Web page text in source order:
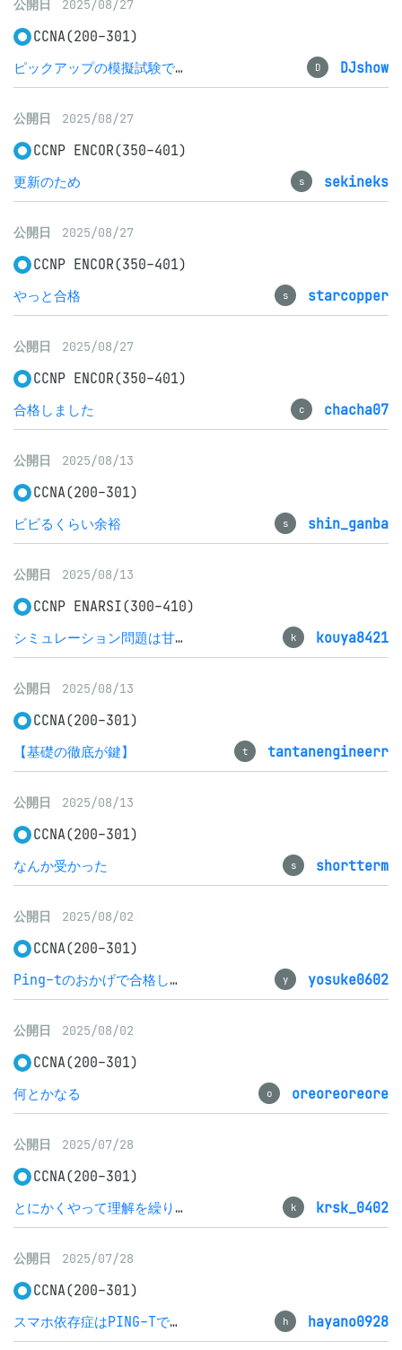
公開日 2025/08/27
CCNA(200-301)
ピックアップの模擬試験で80~100%を安定して取れれば
D DJshow
公開日 2025/08/27
CCNP ENCOR(350-401)
更新のため
s sekineks
公開日 2025/08/27
CCNP ENCOR(350-401)
やっと合格
s starcopper
公開日 2025/08/27
CCNP ENCOR(350-401)
合格しました
c chacha07
公開日 2025/08/13
CCNA(200-301)
ビビるくらい余裕
s shin_ganba
公開日 2025/08/13
CCNP ENARSI(300-410)
シミュレーション問題は甘くない、、、、
k kouya8421
公開日 2025/08/13
CCNA(200-301)
【基礎の徹底が鍵】
t tantanengineerr
公開日 2025/08/13
CCNA(200-301)
なんか受かった
s shortterm
公開日 2025/08/02
CCNA(200-301)
Ping-tのおかげで合格しました。
y yosuke0602
公開日 2025/08/02
CCNA(200-301)
何とかなる
o oreoreoreore
公開日 2025/07/28
CCNA(200-301)
とにかくやって理解を繰り返しましょう
k krsk_0402
公開日 2025/07/28
CCNA(200-301)
スマホ依存症はPING-Tで勉強しましょう
h hayano0928